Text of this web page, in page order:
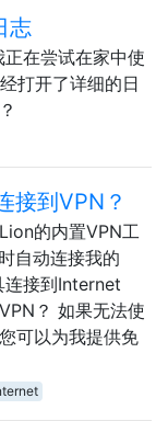
志
在尝试在家中使
打开了详细的日
接到VPN？
的内置VPN工
自动连接我的
连接到Internet
？ 如果无法使
可以为我提供免